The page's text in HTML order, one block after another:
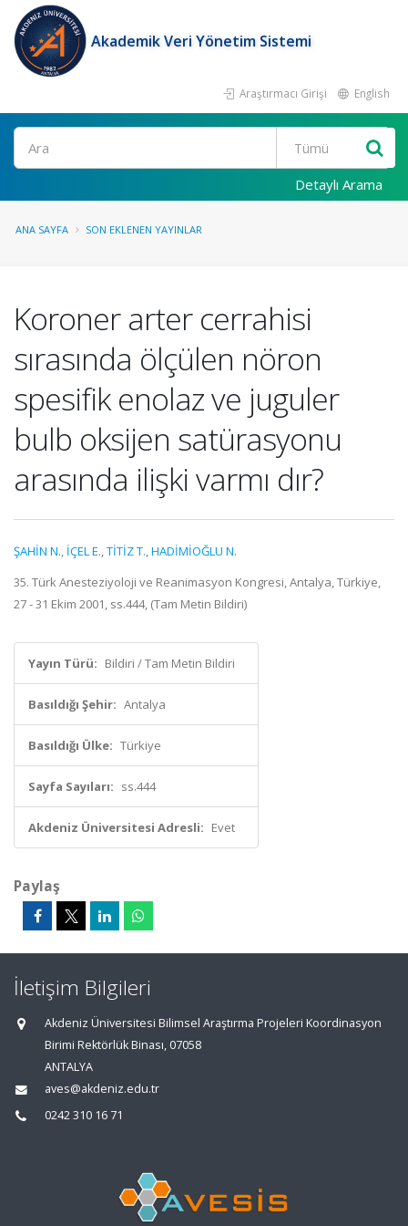
Akademik Veri Yönetim Sistemi
Araştırmacı Girişi English
Ara
Detaylı Arama
ANA SAYFA SON EKLENEN YAYINLAR
Koroner arter cerrahisi
sırasında ölçülen nöron
spesifik enolaz ve juguler
bulb oksijen satürasyonu
arasında ilişki varmı dır?
ŞAHİN N., İÇEL E.,TİTİZ T.,HADİMİOĞLU N.
35. Türk Anesteziyoloji ve Reanimasyon Kongresi, Antalya, Türkiye,
27 - 31 Ekim 2001, ss.444, (Tam Metin Bildiri)
Yayın Türü: Bildiri / Tam Metin Bildiri
Basıldığı Şehir: Antalya
Basıldığı Ülke: Türkiye
Sayfa Sayıları: ss.444
Akdeniz Üniversitesi Adresli: Evet
Paylaş
İletişim Bilgileri
Akdeniz Üniversitesi Bilimsel Araştırma Projeleri Koordinasyon
Birimi Rektörlük Binası, 07058
ANTALYA
aves@akdeniz.edu.tr
0242 310 16 71